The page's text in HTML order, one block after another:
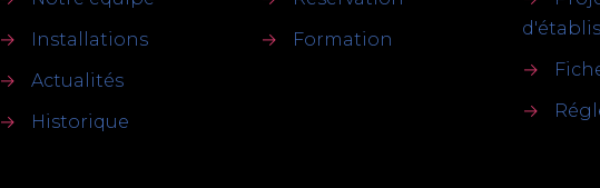
→
Installations
→
Actualités
→
Historique
→
Formation
→
→